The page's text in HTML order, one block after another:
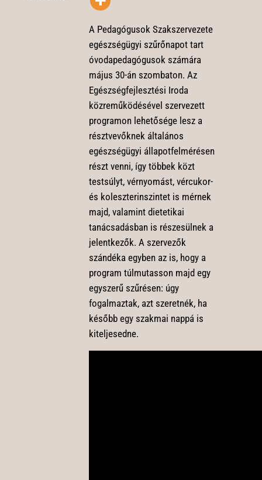
A Pedagógusok Szakszervezete
egészségügyi szűrőnapot tart
óvodapedagógusok számára
május 30-án szombaton. Az
Egészségfejlesztési Iroda
közreműködésével szervezett
programon lehetősége lesz a
résztvevőknek általános
egészségügyi állapotfelmérésen
részt venni, így többek közt
testsúlyt, vérnyomást, vércukor-
és koleszterinszintet is mérnek
majd, valamint dietetikai
tanácsadásban is részesülnek a
jelentkezők. A szervezők
szándéka egyben az is, hogy a
program túlmutasson majd egy
egyszerű szűrésen: úgy
fogalmaztak, azt szeretnék, ha
később egy szakmai nappá is
kiteljesedne.